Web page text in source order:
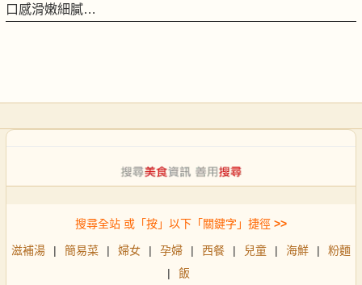
口感滑嫩細膩…
搜尋全站 或「按」以下「關鍵字」捷徑 >>
滋補湯 | 簡易菜 | 婦女 | 孕婦 | 西餐 | 兒童 | 海鮮 |
粉麵
|
飯